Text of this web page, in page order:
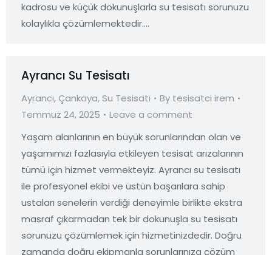
kadrosu ve küçük dokunuşlarla su tesisatı sorunuzu
kolaylıkla çözümlemektedir.…
Ayrancı Su Tesisatı
Ayrancı, Çankaya,Su Tesisatı By tesisatci irem
Temmuz 24, 2025
Leave a comment
Yaşam alanlarının en büyük sorunlarından olan ve
yaşamımızı fazlasıyla etkileyen tesisat arızalarının
tümü için hizmet vermekteyiz. Ayrancı su tesisatı
ile profesyonel ekibi ve üstün başarılara sahip
ustaları senelerin verdiği deneyimle birlikte ekstra
masraf çıkarmadan tek bir dokunuşla su tesisatı
sorunuzu çözümlemek için hizmetinizdedir. Doğru
zamanda doğru ekipmanla sorunlarınıza çözüm